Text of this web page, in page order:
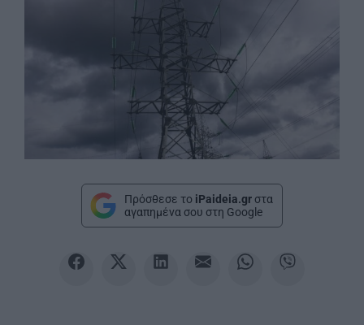
Πρόσθεσε το iPaideia.gr στα
αγαπημένα σου στη Google